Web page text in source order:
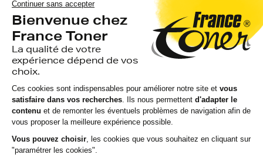
Cartouche d'encre HP 301 (CH561EE) - NOIR -
Format Standard
45 avis
EN STOCK Voir le produit
Compatible
:
HP ENVY
4503 ALL
IN ONE
Option
:
Noir
Capacité
:
190
pages
:
CH561EE